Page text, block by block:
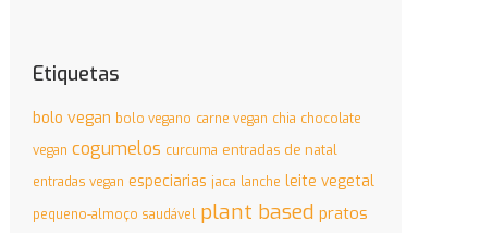
Etiquetas
bolo vegan bolo vegano carne vegan chia chocolate
vegan cogumelos curcuma entradas de natal
entradas vegan especiarias jaca lanche leite vegetal
pequeno-almoço saudável plant based pratos